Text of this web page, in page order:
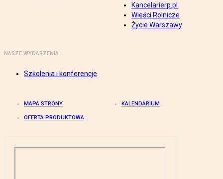
Kancelarierp.pl
Wieści Rolnicze
Życie Warszawy
NASZE WYDARZENIA
Szkolenia i konferencje
MAPA STRONY KALENDARIUM
OFERTA PRODUKTOWA